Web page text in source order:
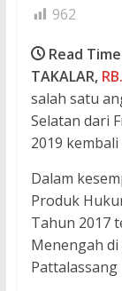
962
Read
TAKALAR,
salah satu
Selatan dari
2019
Dalam
Produk
Tahun 2017
Menengah